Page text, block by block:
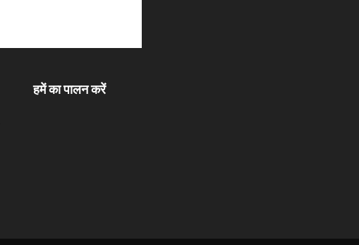
हमें का पालन करें